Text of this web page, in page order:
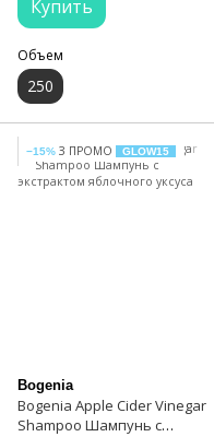
Купить
Объем
250
−15% З ПРОМО GLOW15
Bogenia
Bogenia Apple Cider Vinegar
Shampoo Шампунь с